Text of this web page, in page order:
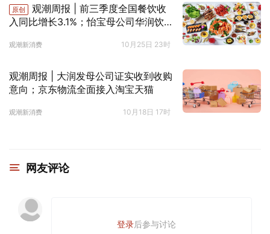
原创
观潮周报 | 前三季度全国餐饮收
入同比增长3.1%；怡宝母公司华润饮
观潮新消费 10月25日 23时
观潮周报 | 大润发母公司证实收到收购
意向；京东物流全面接入淘宝天猫
观潮新消费 10月18日 17时
网友评论
登录后参与讨论